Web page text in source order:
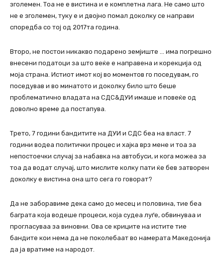
зголемен. Тоа не е вистина и е комплетна лага. Не само што
не е зголемен, туку е и двојно помал доколку се направи
споредба со тој од 2017та година.
Второ, не постои никакво подарено земјиште … има погрешно
внесени податоци за што веќе е направена и корекција од
моја страна. Истиот имот кој во моментов го поседувам, го
поседував и во минатото и доколку било што беше
проблематично владата на СДС&ДУИ имаше и повеќе од
доволно време да постапува.
Трето, 7 години бандитите на ДУИ и СДС беа на власт. 7
години водеа политички процес и хајка врз мене и тоа за
непостоечки случај за набавка на автобуси, и кога можеа за
тоа да водат случај, што мислите колку пати ќе бев затворен
доколку е вистина она што сега го говорат?
Да не заборавиме дека само до месец и половина, тие беа
баграта која водеше процеси, која судеа луѓе, обвинуваа и
прогласуваа за виновни. Ова се криците на истите тие
бандите кои нема да не поколебаат во намерата Македонија
да ја вратиме на народот.